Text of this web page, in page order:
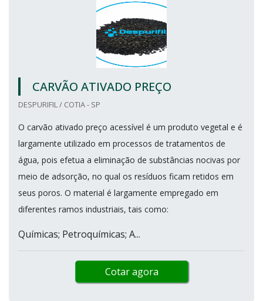
CARVÃO ATIVADO PREÇO
DESPURIFIL / COTIA - SP
O carvão ativado preço acessível é um produto vegetal e é
largamente utilizado em processos de tratamentos de
água, pois efetua a eliminação de substâncias nocivas por
meio de adsorção, no qual os resíduos ficam retidos em
seus poros. O material é largamente empregado em
diferentes ramos industriais, tais como:
Químicas; Petroquímicas; A...
Cotar agora